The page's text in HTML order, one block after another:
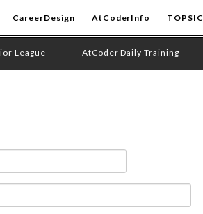
CareerDesign AtCoderInfo TOPSIC
League AtCoder Daily Training